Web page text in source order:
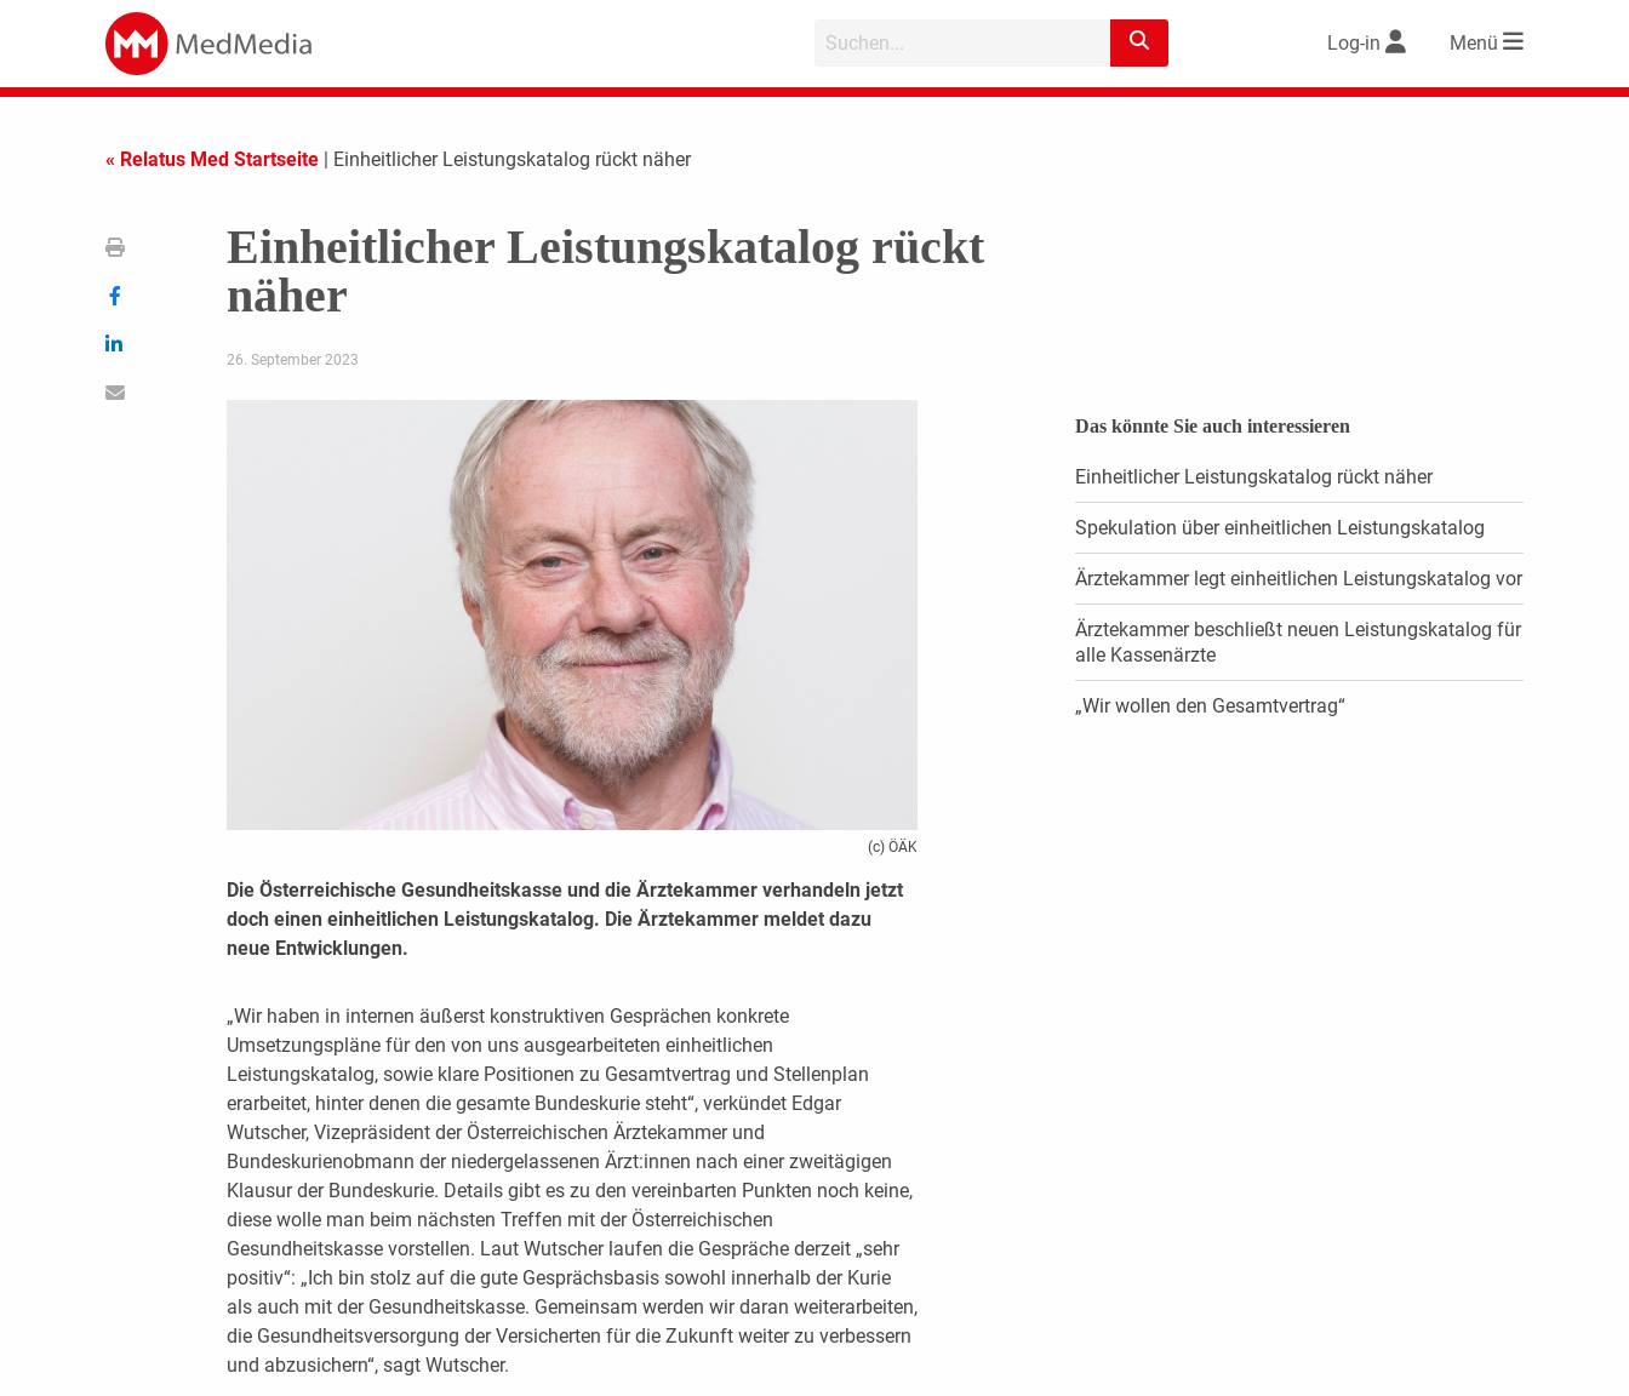
Log-in Menü
« Relatus Med Startseite | Einheitlicher Leistungskatalog rückt näher
Einheitlicher Leistungskatalog rückt
näher
26. September 2023
(c) ÖÄK
Die Österreichische Gesundheitskasse und die Ärztekammer verhandeln jetzt
doch einen einheitlichen Leistungskatalog. Die Ärztekammer meldet dazu
neue Entwicklungen.
„Wir haben in internen äußerst konstruktiven Gesprächen konkrete
Umsetzungspläne für den von uns ausgearbeiteten einheitlichen
Leistungskatalog, sowie klare Positionen zu Gesamtvertrag und Stellenplan
erarbeitet, hinter denen die gesamte Bundeskurie steht“, verkündet Edgar
Wutscher, Vizepräsident der Österreichischen Ärztekammer und
Bundeskurienobmann der niedergelassenen Ärzt:innen nach einer zweitägigen
Klausur der Bundeskurie. Details gibt es zu den vereinbarten Punkten noch keine,
diese wolle man beim nächsten Treffen mit der Österreichischen
Gesundheitskasse vorstellen. Laut Wutscher laufen die Gespräche derzeit „sehr
positiv“: „Ich bin stolz auf die gute Gesprächsbasis sowohl innerhalb der Kurie
als auch mit der Gesundheitskasse. Gemeinsam werden wir daran weiterarbeiten,
die Gesundheitsversorgung der Versicherten für die Zukunft weiter zu verbessern
und abzusichern“, sagt Wutscher.
Das könnte Sie auch interessieren
Einheitlicher Leistungskatalog rückt näher
Spekulation über einheitlichen Leistungskatalog
Ärztekammer legt einheitlichen Leistungskatalog vor
Ärztekammer beschließt neuen Leistungskatalog für
alle Kassenärzte
„Wir wollen den Gesamtvertrag“